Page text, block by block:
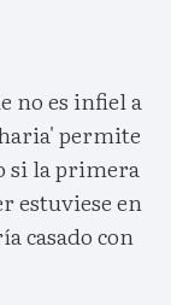
no es infiel a
permite
si la primera
estuviese en
casado con